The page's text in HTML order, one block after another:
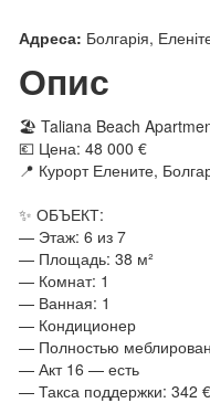
Адреса: Болгарія,
Опис
🏖 Taliana Beach
💶 Цена: 48 000 €
📍 Курорт Елените,
✨ ОБЪЕКТ:
— Этаж: 6 из 7
— Площадь: 38 м²
— Комнат: 1
— Ванная: 1
— Кондиционер
— Полностью
— Акт 16 — есть
— Такса поддержки: 342